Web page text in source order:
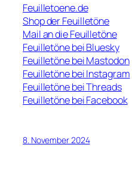
Feuilletoene.de
Shop der Feuilletöne
Mail an die Feuilletöne
Feuilletöne bei Bluesky
Feuilletöne bei Mastodon
Feuilletöne bei Instagram
Feuilletöne bei Threads
Feuilletöne bei Facebook
8. November 2024